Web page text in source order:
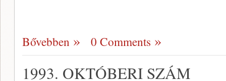
Bővebben 0 Comments
1993. OKTÓBERI SZÁM